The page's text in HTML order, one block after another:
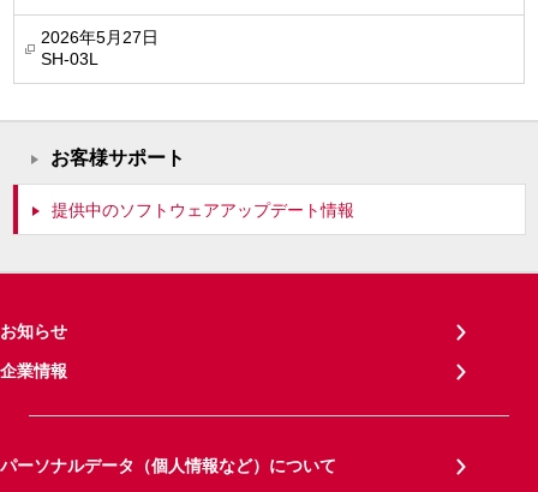
2026年5月27日
SH-03L
お客様サポート
提供中のソフトウェアアップデート情報
お知らせ
企業情報
パーソナルデータ（個人情報など）について